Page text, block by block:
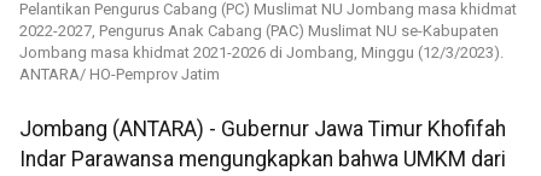
Pelantikan Pengurus Cabang (PC) Muslimat NU Jombang masa khidmat
2022-2027, Pengurus Anak Cabang (PAC) Muslimat NU se-Kabupaten
Jombang masa khidmat 2021-2026 di Jombang, Minggu (12/3/2023).
ANTARA/ HO-Pemprov Jatim
Jombang (ANTARA) - Gubernur Jawa Timur Khofifah
Indar Parawansa mengungkapkan bahwa UMKM dari